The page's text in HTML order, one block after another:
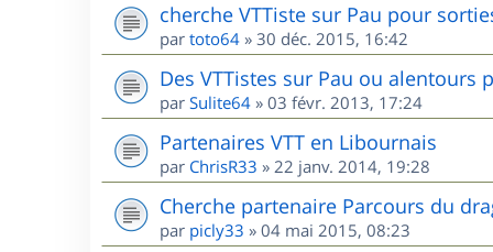
cherche VTTiste sur Pau pour
par toto64 » 30 déc. 2015, 16:42
Des VTTistes sur Pau ou alentours
par Sulite64 » 03 févr. 2013, 17:24
Partenaires VTT en Libournais
par ChrisR33 » 22 janv. 2014, 19:28
Cherche partenaire Parcours du
par picly33 » 04 mai 2015, 08:23